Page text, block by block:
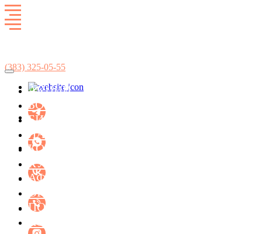
(383) 325-05-55
АКЦИИ
БОУЛИНГ
БИЛЬЯРД
ЛАЗЕРТАГ
КОНЦЕРТ-ХОЛЛ ФАСОЛЬ
КУХНЯ
АФИША МЕРОПРИЯТИЙ
ОРГАНИЗАЦИЯ ПРАЗДНИКОВ
ПОДАРОЧНЫЕ СЕРТИФИКАТЫ
КОНТАКТЫ
БИЛЬЯРД